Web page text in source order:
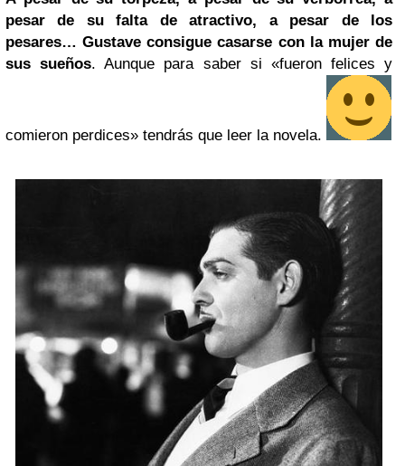
pesar de su falta de atractivo, a pesar de los
pesares… Gustave consigue casarse con la mujer de
sus sueños. Aunque para saber si «fueron felices y
comieron perdices» tendrás que leer la novela.